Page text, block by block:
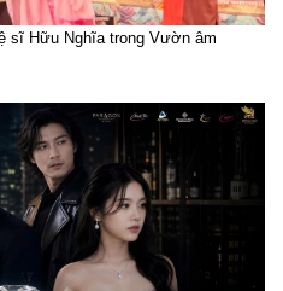
sĩ Hữu Nghĩa trong Vườn âm